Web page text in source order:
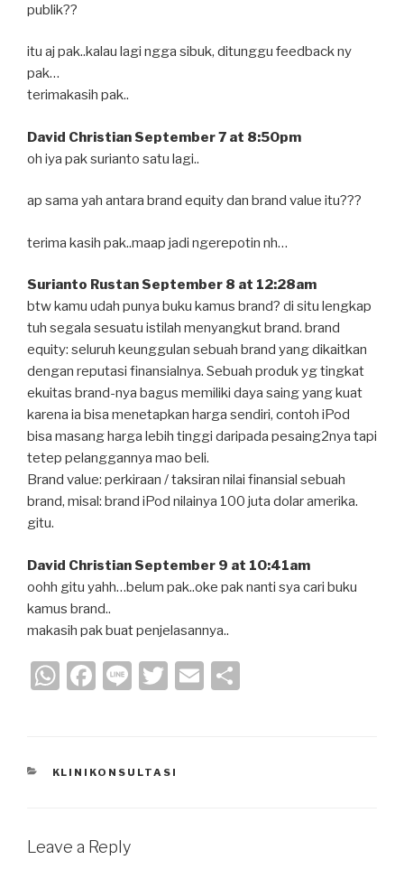
publik??
itu aj pak..kalau lagi ngga sibuk, ditunggu feedback ny
pak…
terimakasih pak..
David Christian September 7 at 8:50pm
oh iya pak surianto satu lagi..
ap sama yah antara brand equity dan brand value itu???
terima kasih pak..maap jadi ngerepotin nh…
Surianto Rustan September 8 at 12:28am
btw kamu udah punya buku kamus brand? di situ lengkap
tuh segala sesuatu istilah menyangkut brand. brand
equity: seluruh keunggulan sebuah brand yang dikaitkan
dengan reputasi finansialnya. Sebuah produk yg tingkat
ekuitas brand-nya bagus memiliki daya saing yang kuat
karena ia bisa menetapkan harga sendiri, contoh iPod
bisa masang harga lebih tinggi daripada pesaing2nya tapi
tetep pelanggannya mao beli.
Brand value: perkiraan / taksiran nilai finansial sebuah
brand, misal: brand iPod nilainya 100 juta dolar amerika.
gitu.
David Christian September 9 at 10:41am
oohh gitu yahh…belum pak..oke pak nanti sya cari buku
kamus brand..
makasih pak buat penjelasannya..
W
s
p
F
e
o
Li
T
er
E
CATEGORIES
KLINIKONSULTASI
Leave a Reply